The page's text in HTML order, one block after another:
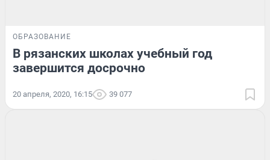
ОБРАЗОВАНИЕ
В рязанских школах учебный год
завершится досрочно
20 апреля, 2020, 16:15 39 077